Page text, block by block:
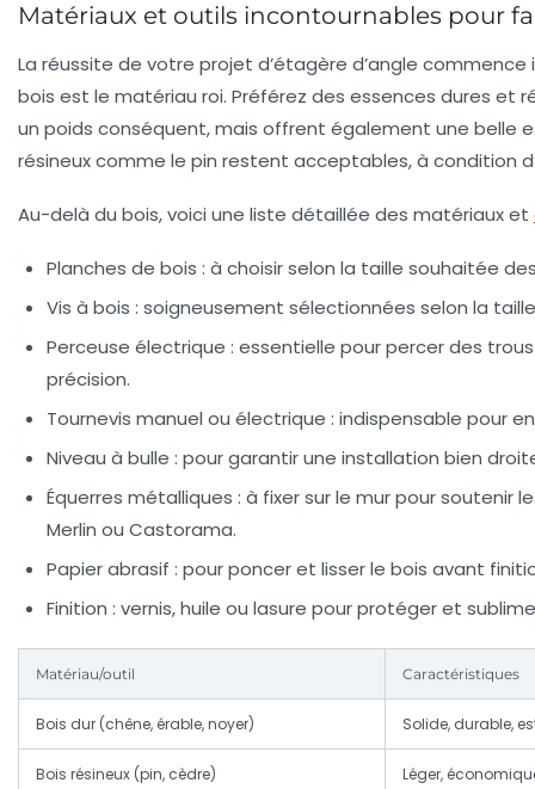
Matériaux et outils incontournables pour
La réussite de votre projet d’étagère d’angle
bois est le matériau roi. Préférez des essences dures et
un poids conséquent, mais offrent également une belle
résineux comme le pin restent acceptables, à condition
Au-delà du bois, voici une liste détaillée des matériaux et
Planches de bois : à choisir selon la taille souhaitée
Vis à bois : soigneusement sélectionnées selon la
Perceuse électrique : essentielle pour percer des
précision.
Tournevis manuel ou électrique : indispensable pour
Niveau à bulle : pour garantir une installation bien
Équerres métalliques : à fixer sur le mur pour soutenir
Merlin ou Castorama.
Papier abrasif : pour poncer et lisser le bois avant
Finition : vernis, huile ou lasure pour protéger et
Matériau/outil Caractéristiques
Bois dur (chêne, érable, noyer) Solide, durable,
Bois résineux (pin, cèdre) Léger,